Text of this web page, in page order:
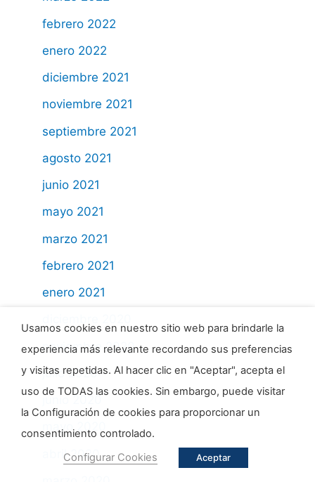
febrero 2022
enero 2022
diciembre 2021
noviembre 2021
septiembre 2021
agosto 2021
junio 2021
mayo 2021
marzo 2021
febrero 2021
enero 2021
noviembre 2020
julio 2020
junio 2020
mayo 2020
abril 2020
Usamos cookies en nuestro sitio web para brindarle la
experiencia más relevante recordando sus preferencias
y visitas repetidas. Al hacer clic en "Aceptar", acepta el
uso de TODAS las cookies. Sin embargo, puede visitar
la Configuración de cookies para proporcionar un
consentimiento controlado.
Configurar Cookies
Aceptar